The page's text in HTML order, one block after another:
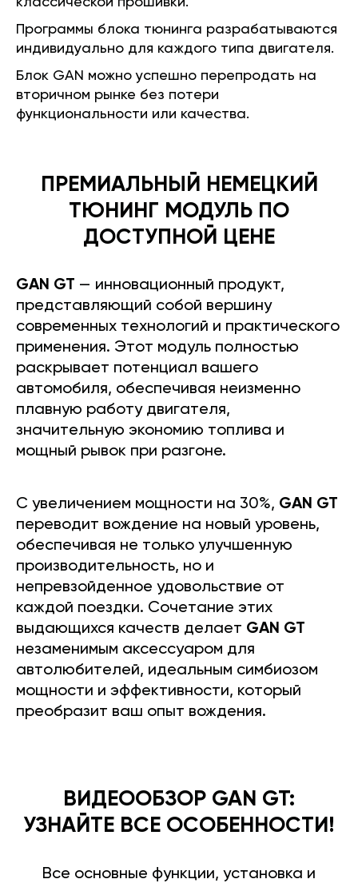
Программы блока тюнинга разрабатываются
индивидуально для каждого типа двигателя.
Блок GAN можно успешно перепродать на
вторичном рынке без потери
функциональности или качества.
ПРЕМИАЛЬНЫЙ НЕМЕЦКИЙ
ТЮНИНГ МОДУЛЬ ПО
ДОСТУПНОЙ ЦЕНЕ
GAN GT — инновационный продукт,
представляющий собой вершину
современных технологий и практического
применения. Этот модуль полностью
раскрывает потенциал вашего
автомобиля, обеспечивая неизменно
плавную работу двигателя,
значительную экономию топлива и
мощный рывок при разгоне.
С увеличением мощности на 30%, GAN GT
переводит вождение на новый уровень,
обеспечивая не только улучшенную
производительность, но и
непревзойденное удовольствие от
каждой поездки. Сочетание этих
выдающихся качеств делает GAN GT
незаменимым аксессуаром для
автолюбителей, идеальным симбиозом
мощности и эффективности, который
преобразит ваш опыт вождения.
ВИДЕООБЗОР GAN GT:
УЗНАЙТЕ ВСЕ ОСОБЕННОСТИ!
Все основные функции, установка и